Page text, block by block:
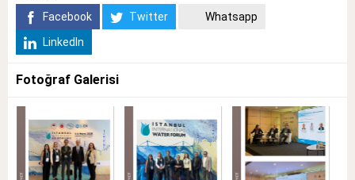
Facebook
Twitter
Whatsapp
LinkedIn
Fotoğraf Galerisi